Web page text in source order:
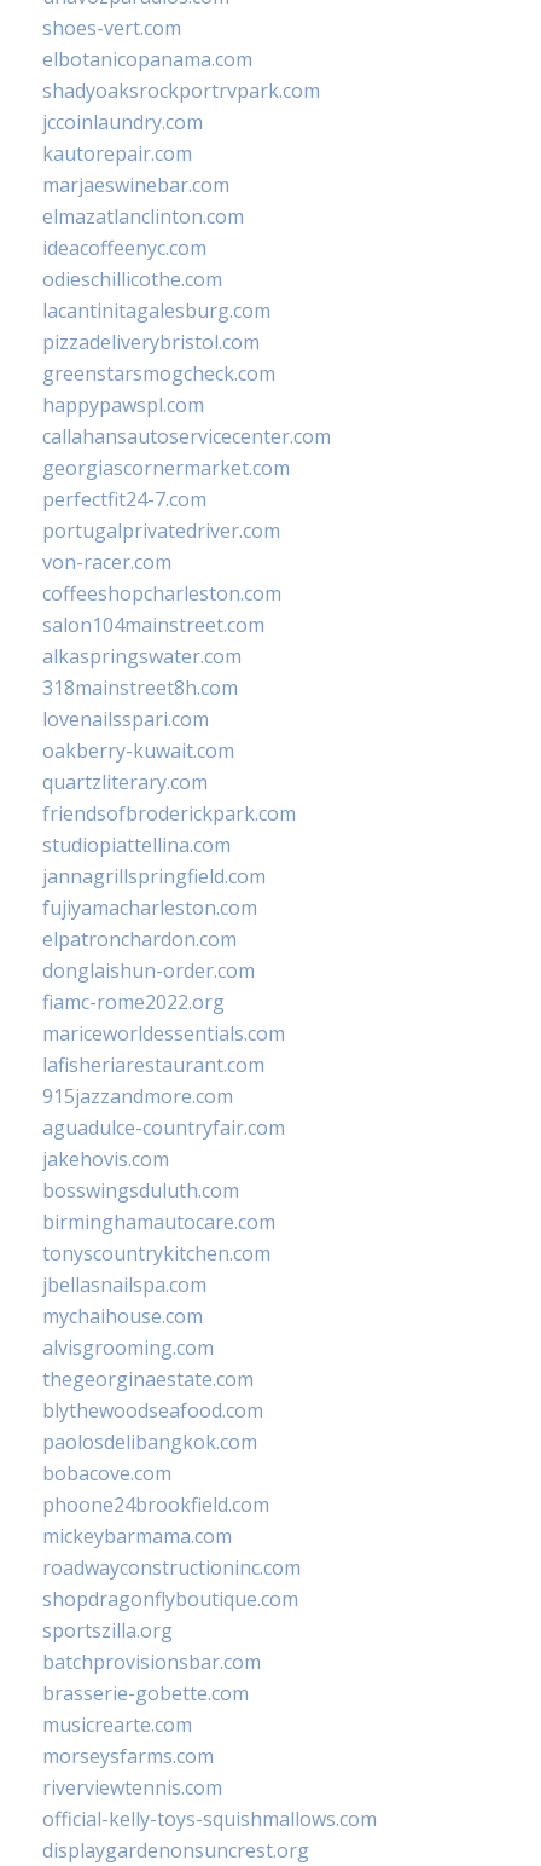
shoes-vert.com
elbotanicopanama.com
shadyoaksrockportrvpark.com
jccoinlaundry.com
kautorepair.com
marjaeswinebar.com
elmazatlanclinton.com
ideacoffeenyc.com
odieschillicothe.com
lacantinitagalesburg.com
pizzadeliverybristol.com
greenstarsmogcheck.com
happypawspl.com
callahansautoservicecenter.com
georgiascornermarket.com
perfectfit24-7.com
portugalprivatedriver.com
von-racer.com
coffeeshopcharleston.com
salon104mainstreet.com
alkaspringswater.com
318mainstreet8h.com
lovenailsspari.com
oakberry-kuwait.com
quartzliterary.com
friendsofbroderickpark.com
studiopiattellina.com
jannagrillspringfield.com
fujiyamacharleston.com
elpatronchardon.com
donglaishun-order.com
fiamc-rome2022.org
mariceworldessentials.com
lafisheriarestaurant.com
915jazzandmore.com
aguadulce-countryfair.com
jakehovis.com
bosswingsduluth.com
birminghamautocare.com
tonyscountrykitchen.com
jbellasnailspa.com
mychaihouse.com
alvisgrooming.com
thegeorginaestate.com
blythewoodseafood.com
paolosdelibangkok.com
bobacove.com
phoone24brookfield.com
mickeybarmama.com
roadwayconstructioninc.com
shopdragonflyboutique.com
sportszilla.org
batchprovisionsbar.com
brasserie-gobette.com
musicrearte.com
morseysfarms.com
riverviewtennis.com
official-kelly-toys-squishmallows.com
displaygardenonsuncrest.org